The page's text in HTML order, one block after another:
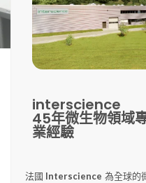
interscience
45年微生物領域
業經驗
法國 Interscience 為全球的